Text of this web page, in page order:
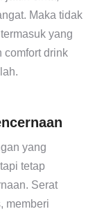
Maka tidak
yang
comfort drink
yang
tetap
Serat
memberi